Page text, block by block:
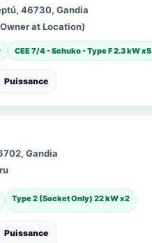
46730, Gandia
at Location)
CEE 7/4 - Schuko - Type F 2.3 kW x5
Puissance
Gandia
Type 2 (Socket Only) 22 kW x2
Puissance